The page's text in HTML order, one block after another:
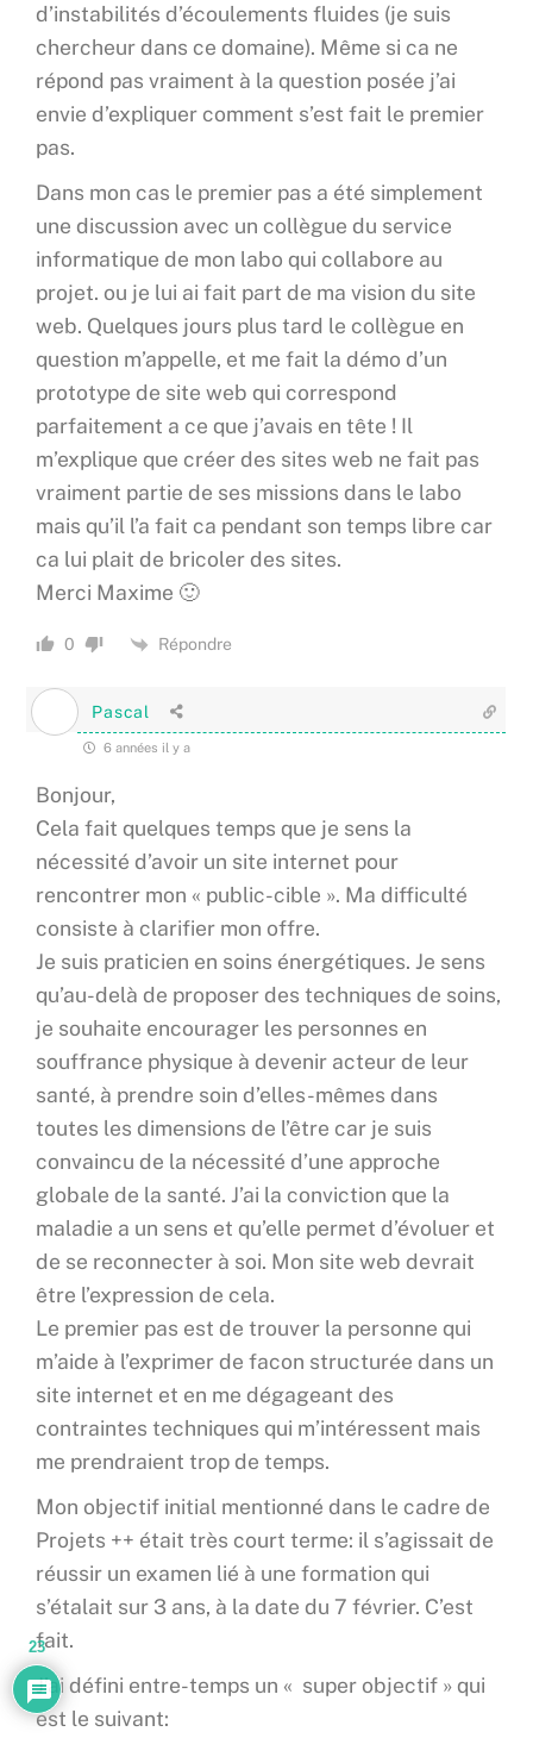
d’instabilités d’écoulements fluides (je suis
chercheur dans ce domaine). Même si ca ne
répond pas vraiment à la question posée j’ai
envie d’expliquer comment s’est fait le premier
pas.
Dans mon cas le premier pas a été simplement
une discussion avec un collègue du service
informatique de mon labo qui collabore au
projet. ou je lui ai fait part de ma vision du site
web. Quelques jours plus tard le collègue en
question m’appelle, et me fait la démo d’un
prototype de site web qui correspond
parfaitement a ce que j’avais en tête ! Il
m’explique que créer des sites web ne fait pas
vraiment partie de ses missions dans le labo
mais qu’il l’a fait ca pendant son temps libre car
ca lui plait de bricoler des sites.
Merci Maxime 🙂
0 Répondre
Pascal
6 années il y a
Bonjour,
Cela fait quelques temps que je sens la
nécessité d’avoir un site internet pour
rencontrer mon « public-cible ». Ma difficulté
consiste à clarifier mon offre.
Je suis praticien en soins énergétiques. Je sens
qu’au-delà de proposer des techniques de soins,
je souhaite encourager les personnes en
souffrance physique à devenir acteur de leur
santé, à prendre soin d’elles-mêmes dans
toutes les dimensions de l’être car je suis
convaincu de la nécessité d’une approche
globale de la santé. J’ai la conviction que la
maladie a un sens et qu’elle permet d’évoluer et
de se reconnecter à soi. Mon site web devrait
être l’expression de cela.
Le premier pas est de trouver la personne qui
m’aide à l’exprimer de facon structurée dans un
site internet et en me dégageant des
contraintes techniques qui m’intéressent mais
me prendraient trop de temps.
Mon objectif initial mentionné dans le cadre de
Projets ++ était très court terme: il s’agissait de
réussir un examen lié à une formation qui
s’étalait sur 3 ans, à la date du 7 février. C’est
fait.
J’ai défini entre-temps un « super objectif » qui
est le suivant:
23